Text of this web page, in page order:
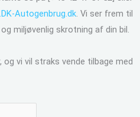
Autogenbrug.dk. Vi ser frem til
miljøvenlig skrotning af din bil.
vi vil straks vende tilbage med